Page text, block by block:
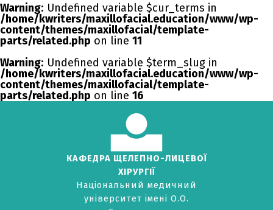
Warning: Undefined variable $cur_terms in
/home/kwriters/maxillofacial.education/www/wp-
content/themes/maxillofacial/template-
parts/related.php on line 11
Warning: Undefined variable $term_slug in
/home/kwriters/maxillofacial.education/www/wp-
content/themes/maxillofacial/template-
parts/related.php on line 16
КАФЕДРА ЩЕЛЕПНО-ЛИЦЕВОЇ
ХІРУРГІЇ
Національний медичний
університет імені О.О.